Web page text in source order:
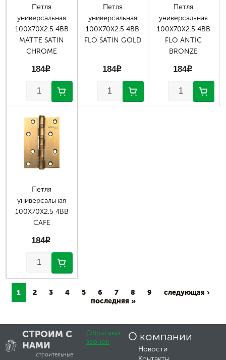
Петля
универсальная
100X70X2.5 4BB
MATTE SATIN
CHROME
184p
Петля
универсальная
100X70X2.5 4BB
FLO SATIN GOLD
184p
Петля
универсальная
100X70X2.5 4BB
FLO ANTIC
BRONZE
184p
Петля
универсальная
100X70X2.5 4BB
CAFE
184p
1 2 3 4 5 6 7 8 9
следующая ›
последняя »
СТРОИМ С
НАМИ
строительные
Обратный
звонок
О компании
Новости